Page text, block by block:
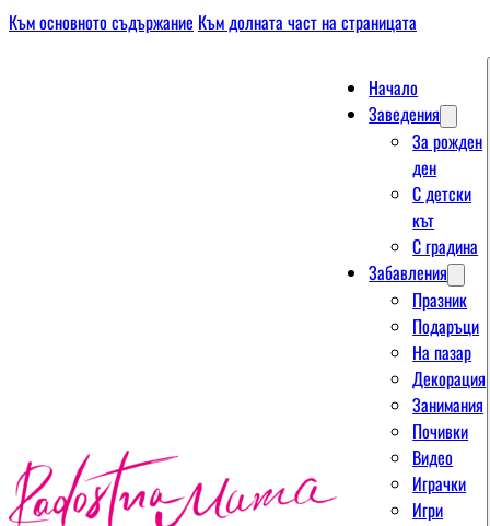
Към основното съдържание Към долната част на страницата
Начало
Заведения
За рожден
ден
С детски
кът
С градина
Забавления
Празник
Подаръци
На пазар
Декорация
Занимания
Почивки
Видео
Играчки
Игри